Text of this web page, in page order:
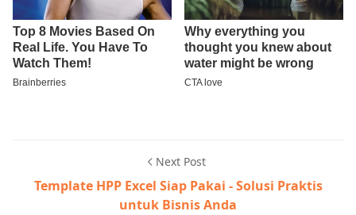
Next Post
Template HPP Excel Siap Pakai - Solusi Praktis
untuk Bisnis Anda